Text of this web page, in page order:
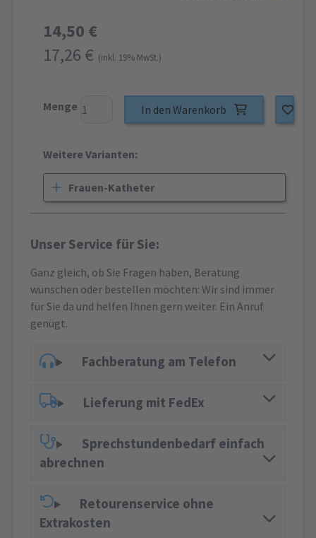
14,50 €
17,26 € (inkl. 19% MwSt.)
Menge In den Warenkorb
Weitere Varianten:
Frauen-Katheter
Unser Service für Sie:
Ganz gleich, ob Sie Fragen haben, Beratung
wünschen oder bestellen möchten: Wir sind immer
für Sie da und helfen Ihnen gern weiter. Ein Anruf
genügt.
Fachberatung am Telefon
Lieferung mit FedEx
Sprechstundenbedarf einfach
abrechnen
Retourenservice ohne
Extrakosten